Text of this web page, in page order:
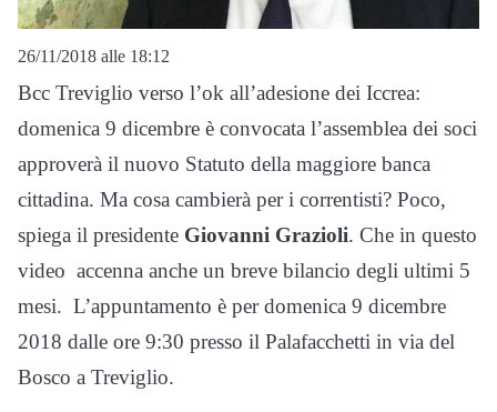
26/11/2018 alle 18:12
Bcc Treviglio verso l’ok all’adesione dei Iccrea:
domenica 9 dicembre è convocata l’assemblea dei soci
approverà il nuovo Statuto della maggiore banca
cittadina. Ma cosa cambierà per i correntisti? Poco,
spiega il presidente Giovanni Grazioli. Che in questo
video accenna anche un breve bilancio degli ultimi 5
mesi. L’appuntamento è per domenica 9 dicembre
2018 dalle ore 9:30 presso il Palafacchetti in via del
Bosco a Treviglio.